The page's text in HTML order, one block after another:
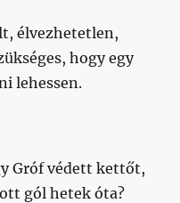
élvezhetetlen,
hogy egy
lehessen.
Gróf védett kettőt,
gól hetek óta?